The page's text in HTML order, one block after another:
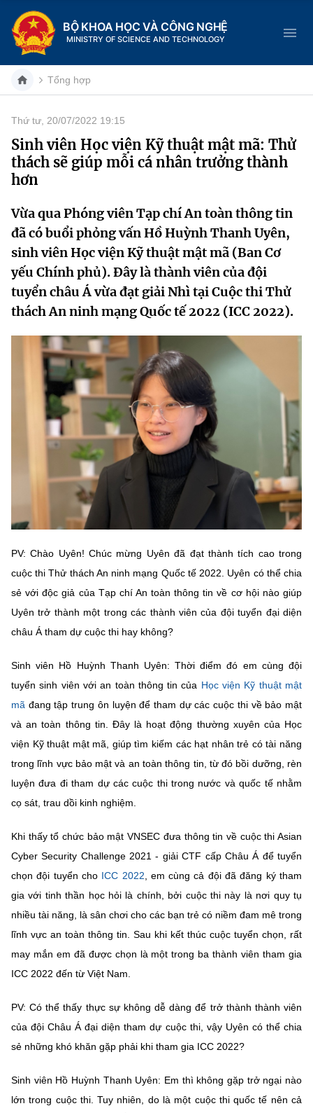
BỘ KHOA HỌC VÀ CÔNG NGHỆ
MINISTRY OF SCIENCE AND TECHNOLOGY
Danh mục
Trang chủ
Chức năng nhiệm vụ
Cơ cấu tổ chức
Lịch sử phát triển
Sở Khoa học và Công nghệ
Tin tức sự kiện
Khoa học và Công nghệ
Đổi mới sáng tạo
Chuyển đổi số
Bưu chính, Viễn thông
Sở hữu trí tuệ
Tiêu chuẩn, đo lường, chất lượng
Năng lượng nguyên tử
Tin tổng hợp
Dịch vụ công
Hệ thống văn bản
Văn bản chỉ đạo điều hành
Lấy ý kiến người dân về dự thảo VBQPPL
THỐNG KÊ
Khoa học và Công nghệ
Đổi mới sáng tạo
Chuyển đổi số
Bưu chính, Viễn thông
Sở hữu trí tuệ
Tiêu chuẩn, đo lường, chất lượng
Năng lượng nguyên tử
Multimedia
THƯ ĐIỆN TỬ
Voice
Chọn ngôn ngữ
Vietnamese English
MINISTRY OF SCIENCE AND TECHNOLOGY
Chịu trách nhiệm nội dung: Nguyễn Thị Hải Hằng
Giám đốc Trung tâm Truyền thông Khoa học và Công nghệ.
Địa chỉ: Ban Biên tập Cổng TTĐT - 18 Nguyễn Du, TP. Hà Nội
Điện thoại: 024 3936 9506
Email:stc@mst.gov.vn
©2026 Bản quyền thuộc Bộ Khoa Học và Công Nghệ
website này)
Tổng hợp
Thứ tư, 20/07/2022 19:15
Sinh viên Học viện Kỹ thuật mật mã: Thử
thách sẽ giúp mỗi cá nhân trưởng thành
hơn
Vừa qua Phóng viên Tạp chí An toàn thông tin
đã có buổi phỏng vấn Hồ Huỳnh Thanh Uyên,
sinh viên Học viện Kỹ thuật mật mã (Ban Cơ
yếu Chính phủ). Đây là thành viên của đội
tuyển châu Á vừa đạt giải Nhì tại Cuộc thi Thử
thách An ninh mạng Quốc tế 2022 (ICC 2022).
PV: Chào Uyên! Chúc mừng Uyên đã đạt thành tích cao trong
cuộc thi Thử thách An ninh mạng Quốc tế 2022. Uyên có thể chia
sẻ với độc giả của Tạp chí An toàn thông tin về cơ hội nào giúp
Uyên trở thành một trong các thành viên của đội tuyển đại diện
châu Á tham dự cuộc thi hay không?
Sinh viên Hồ Huỳnh Thanh Uyên: Thời điểm đó em cùng đội
tuyển sinh viên với an toàn thông tin của Học viện Kỹ thuật mật
mã đang tập trung ôn luyện để tham dự các cuộc thi về bảo mật
và an toàn thông tin. Đây là hoạt động thường xuyên của Học
viện Kỹ thuật mật mã, giúp tìm kiếm các hạt nhân trẻ có tài năng
trong lĩnh vực bảo mật và an toàn thông tin, từ đó bồi dưỡng, rèn
luyện đưa đi tham dự các cuộc thi trong nước và quốc tế nhằm
cọ sát, trau dồi kinh nghiệm.
Khi thấy tổ chức bảo mật VNSEC đưa thông tin về cuộc thi Asian
Cyber Security Challenge 2021 - giải CTF cấp Châu Á để tuyển
chọn đội tuyển cho ICC 2022, em cùng cả đội đã đăng ký tham
gia với tinh thần học hỏi là chính, bởi cuộc thi này là nơi quy tụ
nhiều tài năng, là sân chơi cho các bạn trẻ có niềm đam mê trong
lĩnh vực an toàn thông tin. Sau khi kết thúc cuộc tuyển chọn, rất
may mắn em đã được chọn là một trong ba thành viên tham gia
ICC 2022 đến từ Việt Nam.
PV: Có thể thấy thực sự không dễ dàng để trở thành thành viên
của đội Châu Á đại diện tham dự cuộc thi, vậy Uyên có thể chia
sẻ những khó khăn gặp phải khi tham gia ICC 2022?
Sinh viên Hồ Huỳnh Thanh Uyên: Em thì không gặp trở ngại nào
lớn trong cuộc thi. Tuy nhiên, do là một cuộc thi quốc tế nên cả